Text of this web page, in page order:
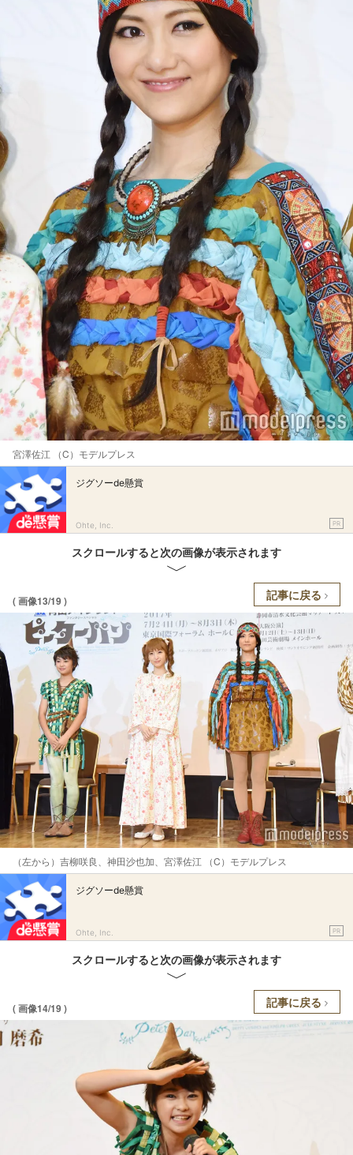
宮澤佐江 （C）モデルプレス
ジグソーde懸賞
Ohte, Inc. PR
スクロールすると次の画像が表示されます
( 画像13/19 ) 記事に戻る
（左から）吉柳咲良、神田沙也加、宮澤佐江 （C）モデルプレス
ジグソーde懸賞
Ohte, Inc. PR
スクロールすると次の画像が表示されます
( 画像14/19 ) 記事に戻る